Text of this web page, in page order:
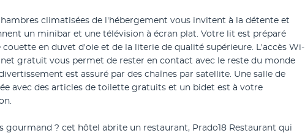
climatisées de l'hébergement vous invitent à la détente et
un minibar et une télévision à écran plat. Votre lit est préparé
couette en duvet d'oie et de la literie de qualité supérieure. L'accès Wi-
gratuit vous permet de rester en contact avec le reste du monde
est assuré par des chaînes par satellite. Une salle de
avec des articles de toilette gratuits et un bidet est à votre
gourmand ? cet hôtel abrite un restaurant, Prado18 Restaurant qui